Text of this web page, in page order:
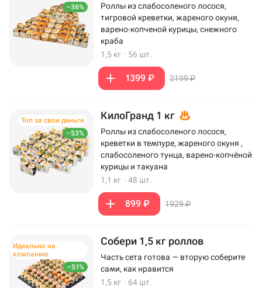
–36%
Роллы из слабосоленого лосося,
тигровой креветки, жареного окуня,
варено-копченой курицы, снежного
краба
1,5 кг · 56 шт.
1399 ₽ 2199 ₽
–53%
Топ за свои деньги КилоГранд 1 кг
Роллы из слабосоленого лосося,
креветки в темпуре, жареного окуня ,
слабосоленого тунца, варено-копчёной
курицы и такуана
1,1 кг · 48 шт.
899 ₽ 1929 ₽
–51%
Идеально на
компанию
Собери 1,5 кг роллов
Часть сета готова — вторую соберите
сами, как нравится
1,5 кг · 64 шт.